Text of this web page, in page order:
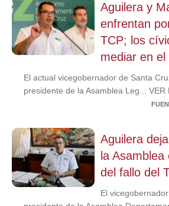
Aguilera y
enfrentan
TCP; los
mediar en el
El actual vicegobernador de Santa
presidente de la Asamblea Leg... VER
Aguilera
la
del fallo del
El